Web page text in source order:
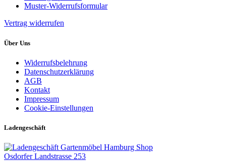
Muster-Widerrufsformular
Vertrag widerrufen
Über Uns
Widerrufsbelehrung
Datenschutzerklärung
AGB
Kontakt
Impressum
Cookie-Einstellungen
Ladengeschäft
Gartenmöbel Hamburg Shop
Osdorfer Landstrasse 253